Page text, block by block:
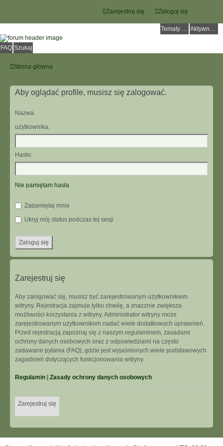
Zaloguj się
Zarejestruj się
Tematy bez odpowiedzi Aktywne tematy
FAQ Szukaj
Strona główna
Aby oglądać profile, musisz się zalogować.
Nazwa
użytkownika:
Hasło:
Nie pamiętam hasła
Zapamiętaj mnie
Ukryj mój status podczas tej sesji
Zarejestruj się
Aby zalogować się, musisz być zarejestrowanym użytkownikiem
witryny. Rejestracja zajmuje tylko chwilę, a znacznie zwiększa
możliwości korzystania z witryny. Administrator witryny może
zarejestrowanym użytkownikom nadać wiele dodatkowych uprawnień.
Przed rejestracją zapoznaj się z naszym regulaminem, zasadami
ochrony danych osobowych oraz z odpowiedziami na często
zadawane pytania (FAQ), gdzie jest wyjaśnionych wiele podstawowych
zagadnień dotyczących funkcjonowania witryny.
Regulamin Zasady ochrony danych osobowych
Zarejestruj się